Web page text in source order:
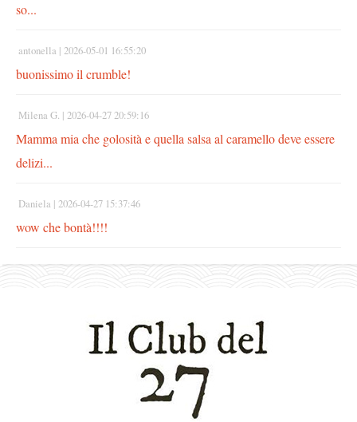
so...
antonella | 2026-05-01 16:55:20
buonissimo il crumble!
Milena G. | 2026-04-27 20:59:16
Mamma mia che golosità e quella salsa al caramello deve essere
delizi...
Daniela | 2026-04-27 15:37:46
wow che bontà!!!!